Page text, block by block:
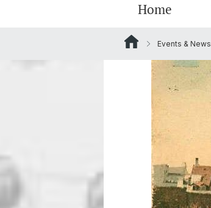
Home
Events & News